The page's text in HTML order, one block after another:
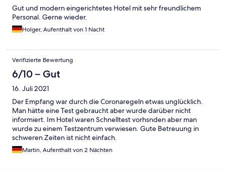
Gut und modern eingerichtetes Hotel mit sehr freundlichem
Personal. Gerne wieder.
Holger, Aufenthalt von 1 Nacht
Verifizierte Bewertung
6/10 – Gut
16. Juli 2021
Der Empfang war durch die Coronaregeln etwas unglücklich.
Man hätte eine Test gebraucht aber wurde darüber nicht
informiert. Im Hotel waren Schnelltest vorhsnden aber man
wurde zu einem Testzentrum verwiesen. Gute Betreuung in
schweren Zeiten ist nicht einfach.
Martin, Aufenthalt von 2 Nächten